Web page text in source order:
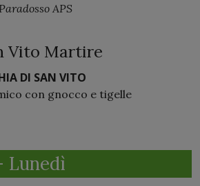
APS
Vito Martire
DI SAN VITO
con gnocco e tigelle
Lunedì